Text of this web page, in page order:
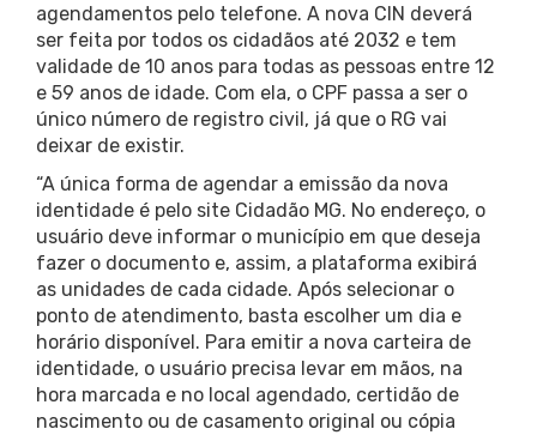
agendamentos pelo telefone. A nova CIN deverá
ser feita por todos os cidadãos até 2032 e tem
validade de 10 anos para todas as pessoas entre 12
e 59 anos de idade. Com ela, o CPF passa a ser o
único número de registro civil, já que o RG vai
deixar de existir.
“A única forma de agendar a emissão da nova
identidade é pelo site Cidadão MG. No endereço, o
usuário deve informar o município em que deseja
fazer o documento e, assim, a plataforma exibirá
as unidades de cada cidade. Após selecionar o
ponto de atendimento, basta escolher um dia e
horário disponível. Para emitir a nova carteira de
identidade, o usuário precisa levar em mãos, na
hora marcada e no local agendado, certidão de
nascimento ou de casamento original ou cópia